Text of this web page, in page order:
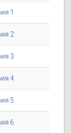
1
2
3
4
5
6